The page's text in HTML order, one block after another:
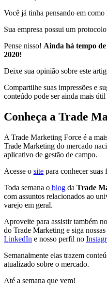
Você já tinha pensando em
Sua empresa possui um
Pense nisso! Ainda há tempo
2020!
Deixe sua opinião sobre este
Compartilhe suas impressões e
conteúdo pode ser ainda mais
Conheça a Trade
A Trade Marketing Force é a
Trade Marketing do mercado
aplicativo de gestão de campo.
Acesse o site para conhecer suas
Toda semana o blog da Trade
com assuntos relacionados ao
varejo em geral.
Aproveite para assistir também
do Trade Marketing e siga
LinkedIn e nosso perfil no
Semanalmente elas trazem
atualizado sobre o mercado.
Até a semana que vem!